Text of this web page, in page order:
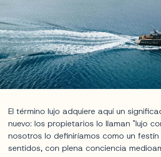
El término lujo adquiere aquí un
nuevo: los propietarios lo llaman "lujo
nosotros lo definiríamos como un
sentidos, con plena conciencia